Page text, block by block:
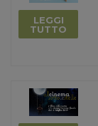
LEGGI
TUTTO